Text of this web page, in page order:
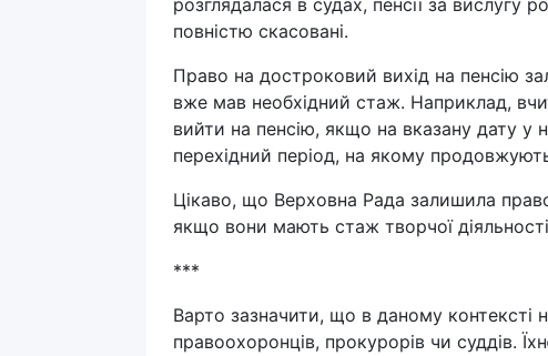
розглядалася в судах, пенсії за вислугу
повністю скасовані.
Право на достроковий вихід на пенсію
вже мав необхідний стаж. Наприклад,
вийти на пенсію, якщо на вказану дату у
перехідний період, на якому
Цікаво, що Верховна Рада залишила
якщо вони мають стаж творчої
***
Варто зазначити, що в даному контексті
правоохоронців, прокурорів чи суддів.